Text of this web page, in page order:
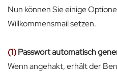
Nun können Sie einige
Willkommensmail setzen.
(1)Passwort automatisch
Wenn angehakt, erhält der